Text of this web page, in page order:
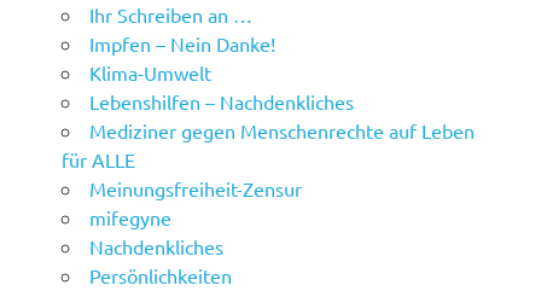
Ihr Schreiben an …
Impfen – Nein Danke!
Klima-Umwelt
Lebenshilfen – Nachdenkliches
Mediziner gegen Menschenrechte auf Leben
für ALLE
Meinungsfreiheit-Zensur
mifegyne
Nachdenkliches
Persönlichkeiten